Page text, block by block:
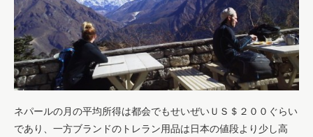
ネパールの月の平均所得は都会でもせいぜいＵＳ＄２００ぐらい
であり、一方ブランドのトレラン用品は日本の値段より少し高